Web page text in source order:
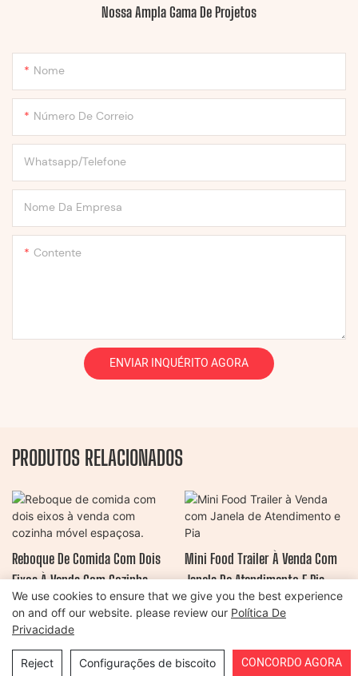
Nossa Ampla Gama De Projetos
Nome
Número De Correio
Whatsapp/Telefone
Nome Da Empresa
Contente
ENVIAR INQUÉRITO AGORA
PRODUTOS RELACIONADOS
Reboque De Comida Com Dois
Eixos À Venda Com Cozinha
Móvel Espaçosa.
Mini Food Trailer À Venda Com
Janela De Atendimento E Pia
Mapa do site | política de Privacidade
We use cookies to ensure that we give you the best experience
on and off our website. please review our Política De
Privacidade
Reject Configurações de biscoito CONCORDO AGORA